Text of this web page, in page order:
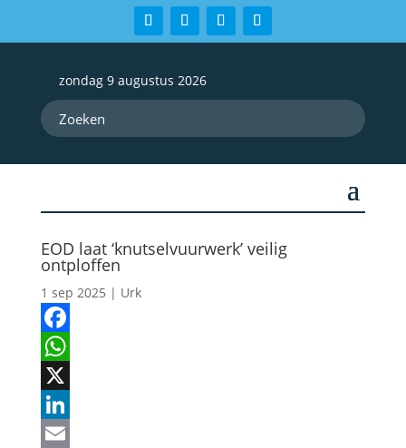
zondag 9 augustus 2026
EOD laat ‘knutselvuurwerk’ veilig
ontploffen
1 sep 2025 | Urk
Facebook
WhatsApp
X
LinkedIn